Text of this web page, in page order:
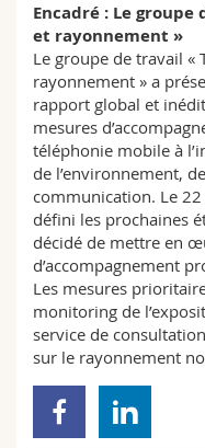
Encadré : Le
et rayonnement »
Le groupe de travail «
rayonnement » a
rapport global et
mesures
téléphonie mobile à
de l’environnement,
communication. Le
défini les prochaines
décidé de mettre en
d’accompagnement
Les mesures
monitoring de
service de
sur le rayonnement